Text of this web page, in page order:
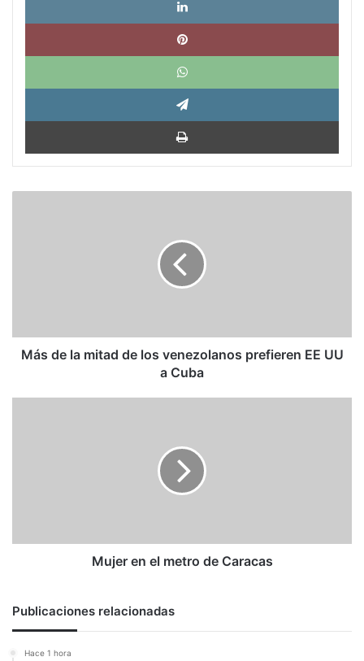
EE
UUMás de la mitad de los venezolanos prefieren EE UU
a Cuba
Mujer en el metro de Caracas
Publicaciones relacionadas
Hace 1 hora